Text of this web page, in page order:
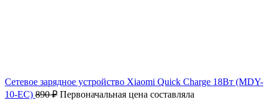
Cетевое зарядное устройство Xiaomi Quick Charge 18Вт (MDY-
10-EC) 890₽ Первоначальная цена составляла